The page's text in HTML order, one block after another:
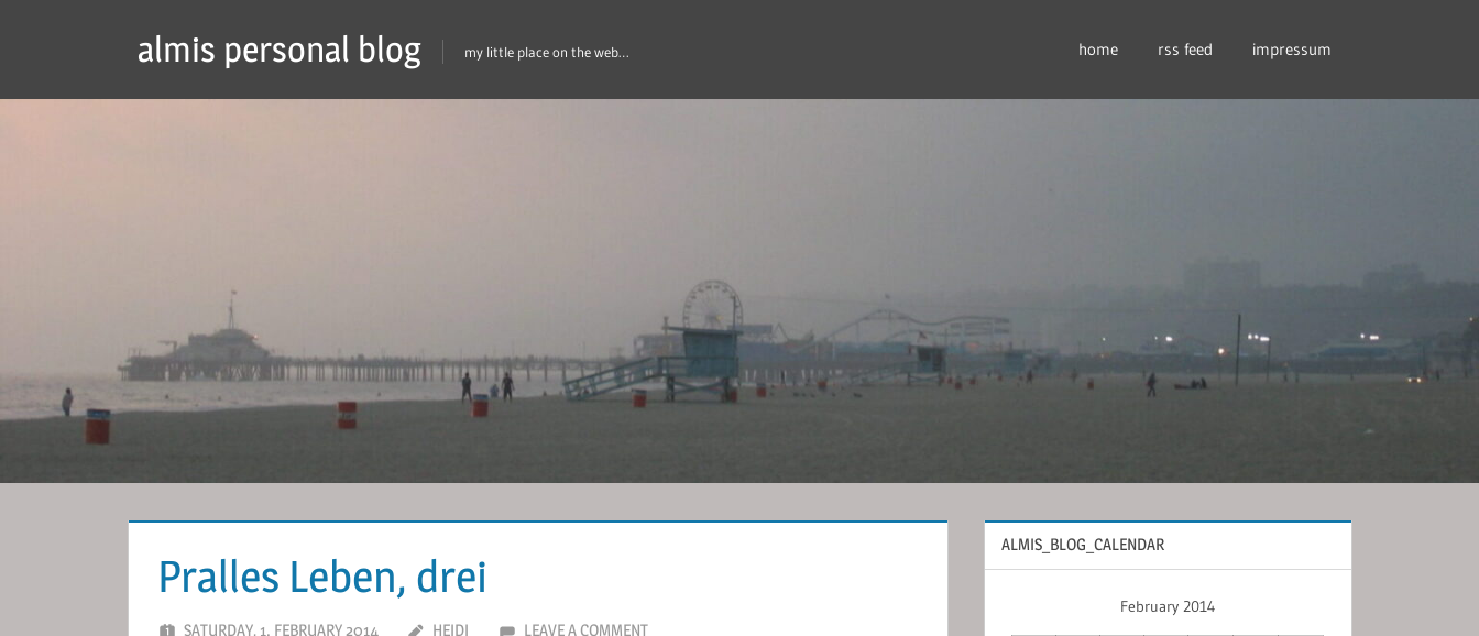
almis personal blog my little place on the web… home rss feed impressum
Pralles Leben, drei
SATURDAY, 1. FEBRUARY 2014 HEIDI LEAVE A COMMENT
ALMIS_BLOG_CALENDAR
February 2014